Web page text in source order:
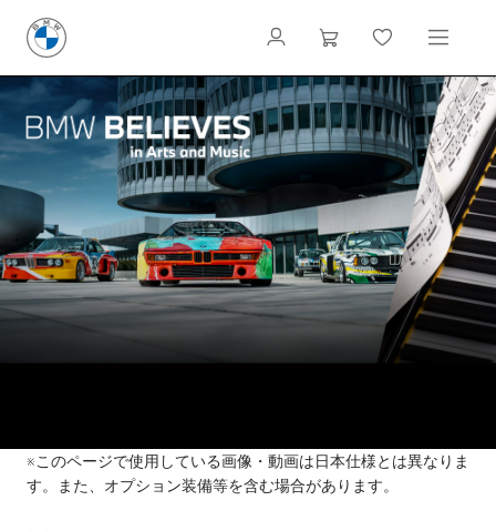
※このページで使用している画像・動画は日本仕様とは異なりま
す。また、オプション装備等を含む場合があります。